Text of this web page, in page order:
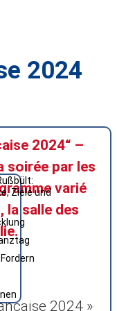
Ziele und
2024
2024“ –
soirée par les
varié
la salle des
2024 »